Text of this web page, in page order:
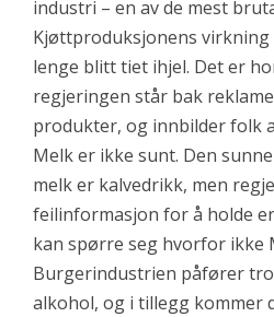
industri – en av de mest
Kjøttproduksjonens
lenge blitt tiet ihjel. Det er
regjeringen står bak
produkter, og innbilder folk
Melk er ikke sunt. Den
melk er kalvedrikk, men
feilinformasjon for å holde
kan spørre seg hvorfor ikke
Burgerindustrien påfører
alkohol, og i tillegg kommer